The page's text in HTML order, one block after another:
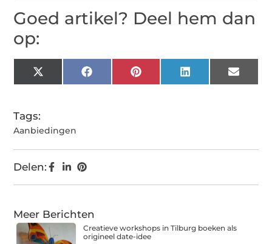
Goed artikel? Deel hem dan
op:
X
(Twitter)
FacebookPinterestLinkedIn Email
Tags:
Aanbiedingen
Delen:
Meer Berichten
Creatieve workshops in Tilburg boeken als
origineel date-idee